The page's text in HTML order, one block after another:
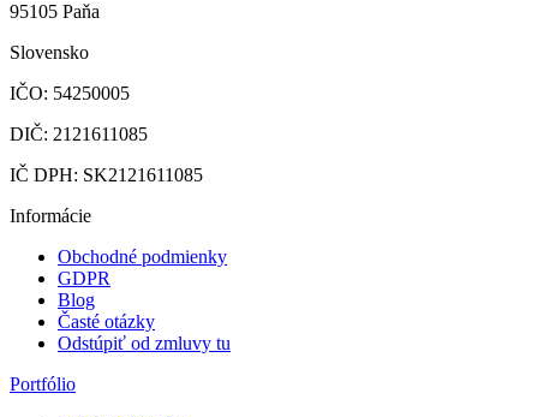
95105 Paňa
Slovensko
IČO: 54250005
DIČ: 2121611085
IČ DPH: SK2121611085
Informácie
Obchodné podmienky
GDPR
Blog
Časté otázky
Odstúpiť od zmluvy tu
Portfólio